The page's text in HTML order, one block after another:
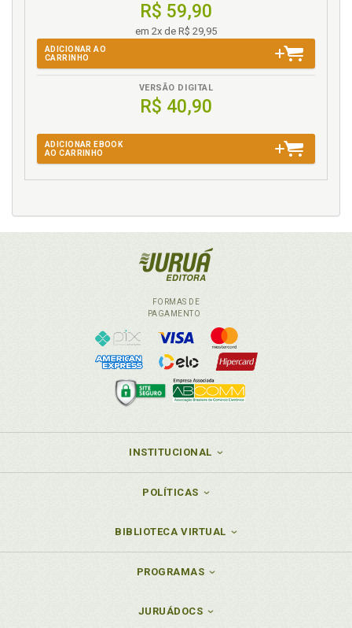
R$ 59,90
em 2x de R$ 29,95
ADICIONAR AO
CARRINHO
VERSÃO DIGITAL
R$ 40,90
ADICIONAR EBOOK
AO CARRINHO
FORMAS DE
PAGAMENTO
INSTITUCIONAL
POLÍTICAS
BIBLIOTECA VIRTUAL
PROGRAMAS
JURUÁDOCS